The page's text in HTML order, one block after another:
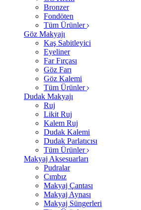
Bronzer
Fondöten
Tüm Ürünler
Göz Makyajı
Kaş Sabitleyici
Eyeliner
Far Fırçası
Göz Farı
Göz Kalemi
Tüm Ürünler
Dudak Makyajı
Ruj
Likit Ruj
Kalem Ruj
Dudak Kalemi
Dudak Parlatıcısı
Tüm Ürünler
Makyaj Aksesuarları
Pudralar
Cımbız
Makyaj Çantası
Makyaj Aynası
Makyaj Süngerleri